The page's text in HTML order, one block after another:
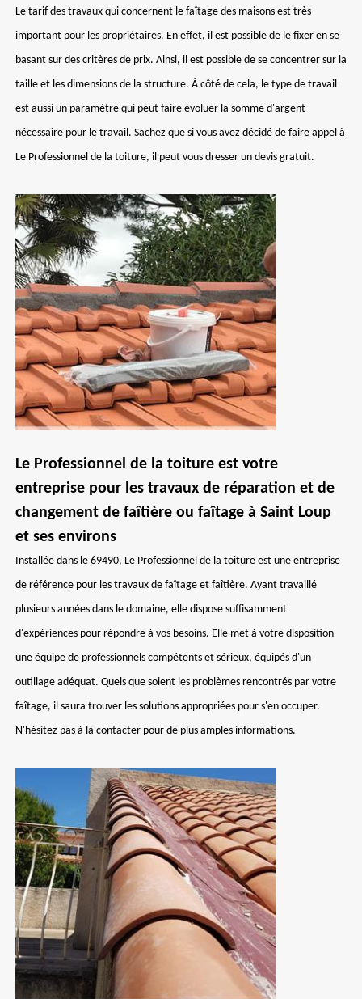
Le tarif des travaux qui concernent le faîtage des maisons est très
important pour les propriétaires. En effet, il est possible de le fixer en se
basant sur des critères de prix. Ainsi, il est possible de se concentrer sur la
taille et les dimensions de la structure. À côté de cela, le type de travail
est aussi un paramètre qui peut faire évoluer la somme d'argent
nécessaire pour le travail. Sachez que si vous avez décidé de faire appel à
Le Professionnel de la toiture, il peut vous dresser un devis gratuit.
Le Professionnel de la toiture est votre
entreprise pour les travaux de réparation et de
changement de faîtière ou faîtage à Saint Loup
et ses environs
Installée dans le 69490, Le Professionnel de la toiture est une entreprise
de référence pour les travaux de faîtage et faîtière. Ayant travaillé
plusieurs années dans le domaine, elle dispose suffisamment
d'expériences pour répondre à vos besoins. Elle met à votre disposition
une équipe de professionnels compétents et sérieux, équipés d'un
outillage adéquat. Quels que soient les problèmes rencontrés par votre
faîtage, il saura trouver les solutions appropriées pour s'en occuper.
N'hésitez pas à la contacter pour de plus amples informations.